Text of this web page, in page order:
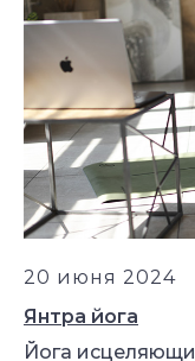
20 июня 2024
Янтра йога
Йога
Самое нужное о